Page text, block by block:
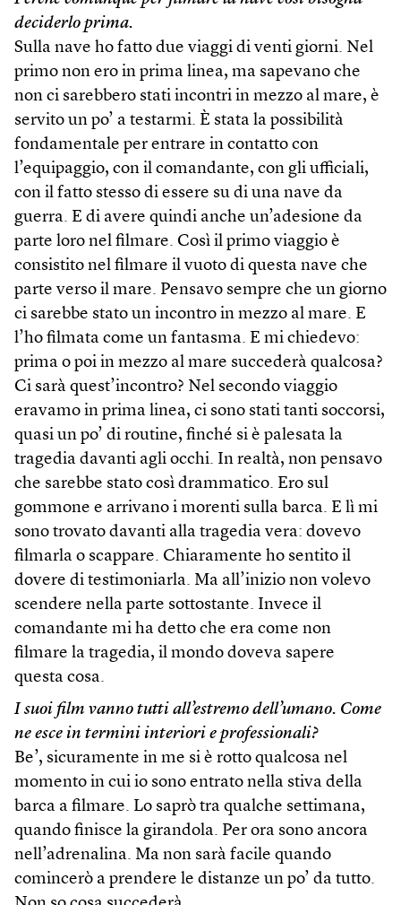
deciderlo prima.
Sulla nave ho fatto due viaggi di venti giorni. Nel
primo non ero in prima linea, ma sapevano che
non ci sarebbero stati incontri in mezzo al mare, è
servito un po’ a testarmi. È stata la possibilità
fondamentale per entrare in contatto con
l’equipaggio, con il comandante, con gli ufficiali,
con il fatto stesso di essere su di una nave da
guerra. E di avere quindi anche un’adesione da
parte loro nel filmare. Così il primo viaggio è
consistito nel filmare il vuoto di questa nave che
parte verso il mare. Pensavo sempre che un giorno
ci sarebbe stato un incontro in mezzo al mare. E
l’ho filmata come un fantasma. E mi chiedevo:
prima o poi in mezzo al mare succederà qualcosa?
Ci sarà quest’incontro? Nel secondo viaggio
eravamo in prima linea, ci sono stati tanti soccorsi,
quasi un po’ di routine, finché si è palesata la
tragedia davanti agli occhi. In realtà, non pensavo
che sarebbe stato così drammatico. Ero sul
gommone e arrivano i morenti sulla barca. E lì mi
sono trovato davanti alla tragedia vera: dovevo
filmarla o scappare. Chiaramente ho sentito il
dovere di testimoniarla. Ma all’inizio non volevo
scendere nella parte sottostante. Invece il
comandante mi ha detto che era come non
filmare la tragedia, il mondo doveva sapere
questa cosa.
I suoi film vanno tutti all’estremo dell’umano. Come
ne esce in termini interiori e professionali?
Be’, sicuramente in me si è rotto qualcosa nel
momento in cui io sono entrato nella stiva della
barca a filmare. Lo saprò tra qualche settimana,
quando finisce la girandola. Per ora sono ancora
nell’adrenalina. Ma non sarà facile quando
comincerò a prendere le distanze un po’ da tutto.